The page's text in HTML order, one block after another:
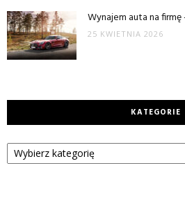
Wynajem auta na
25 KWIETNIA 2026
KATEGORIE
Kategorie